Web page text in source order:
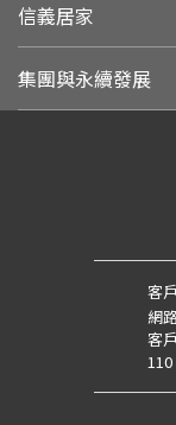
信義居家
集團與永續發展
客
網
客